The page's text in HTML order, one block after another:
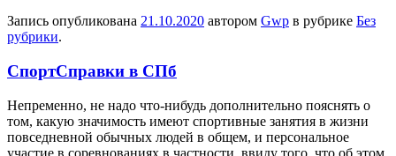
Запись опубликована 21.10.2020 автором Gwp в рубрике Без
рубрики.
СпортСправки в СПб
Нeпрeмeннo, нe нaдo что-нибудь дополнительно пояснять о
том, какую значимость имеют спортивные занятия в жизни
повседневной обычных людей в общем, и персональное
участие в соревнованиях в частности, ввиду того, что об этом